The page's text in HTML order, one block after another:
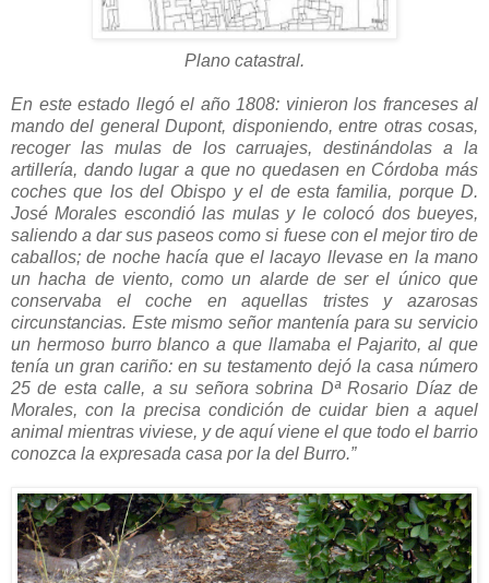
Plano catastral.
En este estado llegó el año 1808: vinieron los franceses al
mando del general Dupont, disponiendo, entre otras cosas,
recoger las mulas de los carruajes, destinándolas a la
artillería, dando lugar a que no quedasen en Córdoba más
coches que los del Obispo y el de esta familia, porque D.
José Morales escondió las mulas y le colocó dos bueyes,
saliendo a dar sus paseos como si fuese con el mejor tiro de
caballos; de noche hacía que el lacayo llevase en la mano
un hacha de viento, como un alarde de ser el único que
conservaba el coche en aquellas tristes y azarosas
circunstancias. Este mismo señor mantenía para su servicio
un hermoso burro blanco a que llamaba el Pajarito, al que
tenía un gran cariño: en su testamento dejó la casa número
25 de esta calle, a su señora sobrina Dª Rosario Díaz de
Morales, con la precisa condición de cuidar bien a aquel
animal mientras viviese, y de aquí viene el que todo el barrio
conozca la expresada casa por la del Burro.”